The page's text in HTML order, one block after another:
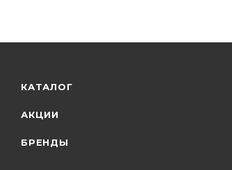
КАТАЛОГ
АКЦИИ
БРЕНДЫ